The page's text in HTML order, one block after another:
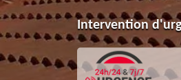
Intervention